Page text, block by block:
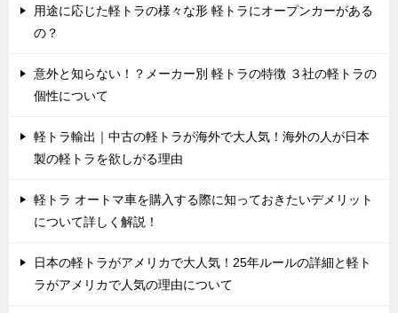
用途に応じた軽トラの様々な形 軽トラにオープンカーがある
の？
意外と知らない！？メーカー別 軽トラの特徴 ３社の軽トラの
個性について
軽トラ輸出｜中古の軽トラが海外で大人気！海外の人が日本
製の軽トラを欲しがる理由
軽トラ オートマ車を購入する際に知っておきたいデメリット
について詳しく解説！
日本の軽トラがアメリカで大人気！25年ルールの詳細と軽ト
ラがアメリカで人気の理由について